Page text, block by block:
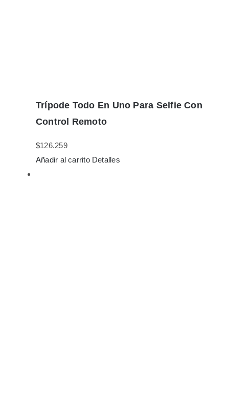
Trípode Todo En Uno Para Selfie Con
Control Remoto
$126.259
Añadir al carrito Detalles